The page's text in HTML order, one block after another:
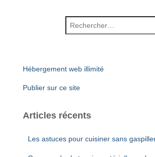
Hébergement web illimité
Publier sur ce site
Articles récents
Les astuces pour cuisiner sans